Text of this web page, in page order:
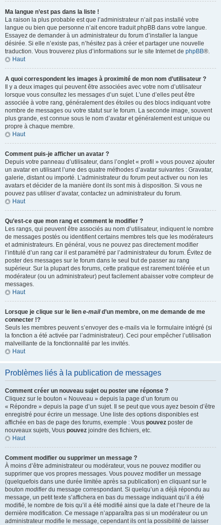
Ma langue n’est pas dans la liste !
La raison la plus probable est que l’administrateur n’ait pas installé votre
langue ou bien que personne n’ait encore traduit phpBB dans votre langue.
Essayez de demander à un administrateur du forum d’installer la langue
désirée. Si elle n’existe pas, n’hésitez pas à créer et partager une nouvelle
traduction. Vous trouverez plus d’informations sur le site Internet de phpBB®.
Haut
A quoi correspondent les images à proximité de mon nom d’utilisateur ?
Il y a deux images qui peuvent être associées avec votre nom d’utilisateur
lorsque vous consultez les messages d’un sujet. L’une d’elles peut être
associée à votre rang, généralement des étoiles ou des blocs indiquant votre
nombre de messages ou votre statut sur le forum. La seconde image, souvent
plus grande, est connue sous le nom d’avatar et généralement est unique ou
propre à chaque membre.
Haut
Comment puis-je afficher un avatar ?
Depuis votre panneau d’utilisateur, dans l’onglet « profil » vous pouvez ajouter
un avatar en utilisant l’une des quatre méthodes d’avatar suivantes : Gravatar,
galerie, distant ou importé. L’administrateur du forum peut activer ou non les
avatars et décider de la manière dont ils sont mis à disposition. Si vous ne
pouvez pas utiliser d’avatar, contactez un administrateur du forum.
Haut
Qu’est-ce que mon rang et comment le modifier ?
Les rangs, qui peuvent être associés au nom d’utilisateur, indiquent le nombre
de messages postés ou identifient certains membres tels que les modérateurs
et administrateurs. En général, vous ne pouvez pas directement modifier
l’intitulé d’un rang car il est paramétré par l’administrateur du forum. Évitez de
poster des messages sur le forum dans le seul but de passer au rang
supérieur. Sur la plupart des forums, cette pratique est rarement tolérée et un
modérateur (ou un administrateur) peut facilement abaisser votre compteur de
messages.
Haut
Lorsque je clique sur le lien e-maild’un membre, on me demande de me
connecter !?
Seuls les membres peuvent s’envoyer des e-mails via le formulaire intégré (si
la fonction a été activée par l’administrateur). Ceci pour empêcher l’utilisation
malveillante de la fonctionnalité par les invités.
Haut
Problèmes liés à la publication de messages
Comment créer un nouveau sujet ou poster une réponse ?
Cliquez sur le bouton « Nouveau » depuis la page d’un forum ou
« Répondre » depuis la page d’un sujet. Il se peut que vous ayez besoin d’être
enregistré pour écrire un message. Une liste des options disponibles est
affichée en bas de page des forums, exemple : Vous pouvez poster de
nouveaux sujets, Vous pouvez joindre des fichiers, etc.
Haut
Comment modifier ou supprimer un message ?
À moins d’être administrateur ou modérateur, vous ne pouvez modifier ou
supprimer que vos propres messages. Vous pouvez modifier un message
(quelquefois dans une durée limitée après sa publication) en cliquant sur le
bouton modifierdu message correspondant. Si quelqu’un a déjà répondu au
message, un petit texte s’affichera en bas du message indiquant qu’il a été
modifié, le nombre de fois qu’il a été modifié ainsi que la date et l’heure de la
dernière modification. Ce message n’apparaîtra pas si un modérateur ou un
administrateur modifie le message, cependant ils ont la possibilité de laisser